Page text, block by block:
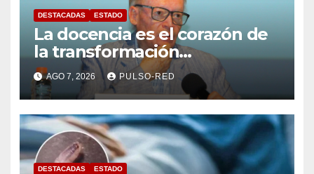
DESTACADAS ESTADO
La docencia es el corazón de
la transformación
universitaria: Rector de la
UATx
AGO 7, 2026 PULSO-RED
DESTACADAS ESTADO